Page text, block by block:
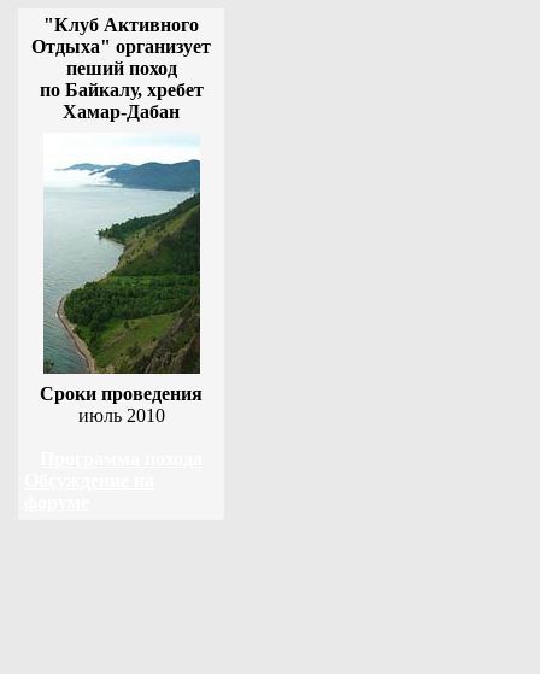
"Клуб Активного
Отдыха" организует
пеший поход
по Байкалу, хребет
Хамар-Дабан
Сроки проведения
июль 2010